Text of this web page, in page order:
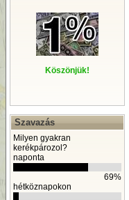
Köszönjük!
Szavazás
Milyen gyakran
kerékpározol?
naponta
69%
hétköznapokon